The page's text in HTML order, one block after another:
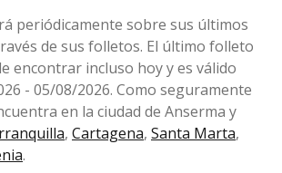
periódicamente sobre sus últimos
de sus folletos. El último folleto
encontrar incluso hoy y es válido
- 05/08/2026. Como seguramente
en la ciudad de Anserma y
, Cartagena, Santa Marta,
.